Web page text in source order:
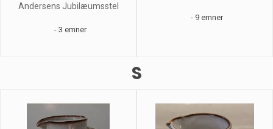
Andersens Jubilæumsstel
- 3 emner
- 9 emner
S